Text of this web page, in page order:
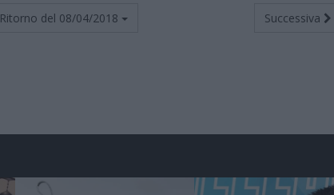
Ritorno del 08/04/2018 Successiva